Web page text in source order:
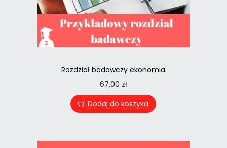
Rozdział badawczy ekonomia
67,00 zł
Dodaj do koszyka